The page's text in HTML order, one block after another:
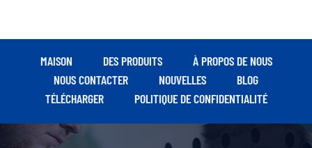
MAISON DES PRODUITS
À PROPOS DE NOUS
NOUS CONTACTER
NOUVELLES
BLOG
TÉLÉCHARGER
POLITIQUE DE CONFIDENTIALITÉ